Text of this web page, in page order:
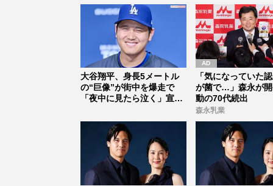
大谷翔平、身長5メートル
の“巨像”が街中を爆走で
「夜中に見たら泣く」宣伝
「気になっていた
が菌で…」森永が
動の70代続出
森永乳業